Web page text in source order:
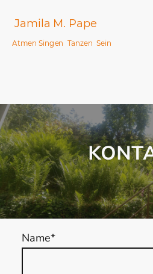
Jamila M. Pape
Atmen Singen Tanzen Sein
Name*